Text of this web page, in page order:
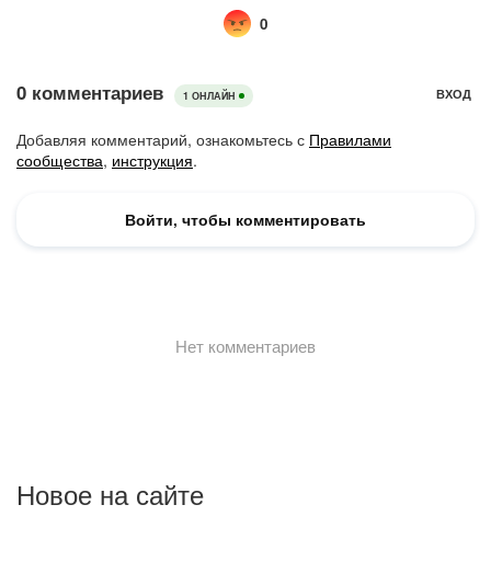
Новое на сайте